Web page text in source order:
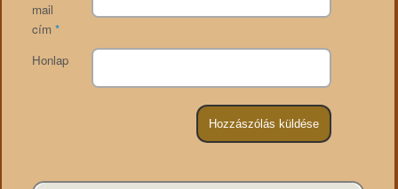
mail
cím *
Honlap